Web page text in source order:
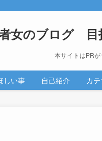
女のブログ 目
本サイトはPR
しい事 自己紹介 カ